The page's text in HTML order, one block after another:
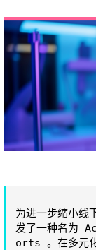
为进一步缩小线
发了一种名为
orts 。在多元化